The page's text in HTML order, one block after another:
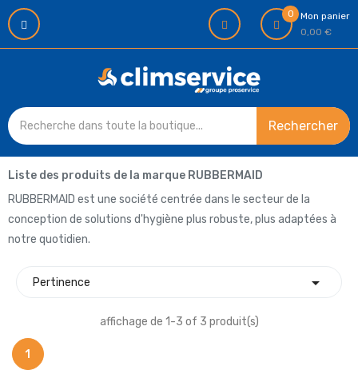
0
Mon panier
0,00 €
Rechercher
Liste des produits de la marque RUBBERMAID
RUBBERMAID est une société centrée dans le secteur de la
conception de solutions d'hygiène plus robuste, plus adaptées à
notre quotidien.
Pertinence 
affichage de 1-3 of 3 produit(s)
1